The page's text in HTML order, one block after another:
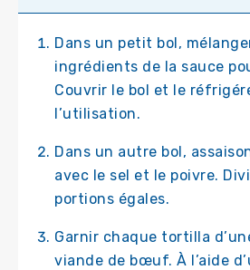
Dans un petit bol,
ingrédients de la sauce
Couvrir le bol et le
l’utilisation.
Dans un autre bol,
avec le sel et le poivre.
portions égales.
Garnir chaque tortilla
viande de bœuf. À l’aide